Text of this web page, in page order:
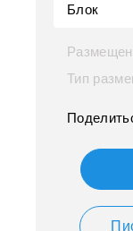
Блок
Тип